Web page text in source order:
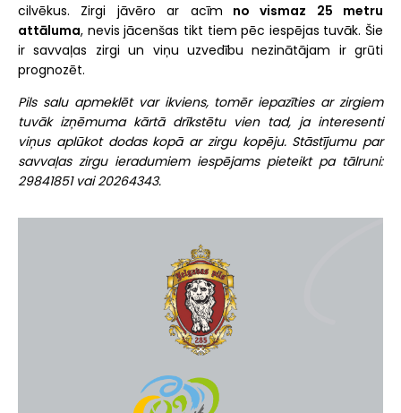
cilvēkus. Zirgi jāvēro ar acīm no vismaz 25 metru
attāluma, nevis jācenšas tikt tiem pēc iespējas tuvāk. Šie
ir savvaļas zirgi un viņu uzvedību nezinātājam ir grūti
prognozēt.
Pils salu apmeklēt var ikviens, tomēr iepazīties ar zirgiem
tuvāk izņēmuma kārtā drīkstētu vien tad, ja interesenti
viņus aplūkot dodas kopā ar zirgu kopēju. Stāstījumu par
savvaļas zirgu ieradumiem iespējams pieteikt pa tālruni:
29841851 vai 20264343.